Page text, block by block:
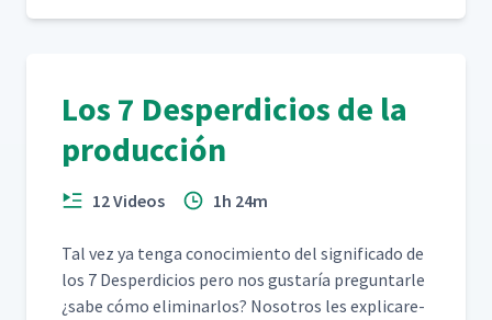
Los 7 Desperdicios de la
producción
12 Videos 1h 24m
Tal vez ya ten­ga conocimien­to del sig­nifi­ca­do de
los 7 Des­perdi­cios pero nos gus­taría pre­gun­tar­le
¿sabe cómo elim­i­nar­los? Nosotros les expli­care­